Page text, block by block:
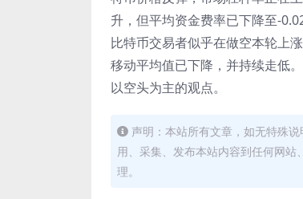
升，但平均资金费率已下降至-
比特币交易者似乎在做空本轮上
移动平均值已下降，并持续走低
以空头为主的观点。
声明：本站所有文章，如无特殊
用、采集、发布本站内容到任何网
理。